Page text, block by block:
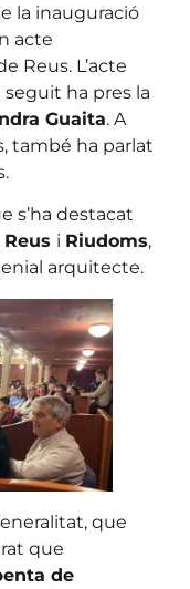
la inauguració
acte
Reus. L’acte
seguit ha pres la
Guaita. A
també ha parlat
s’ha destacat
Reus i Riudoms,
arquitecte.
que
que
de